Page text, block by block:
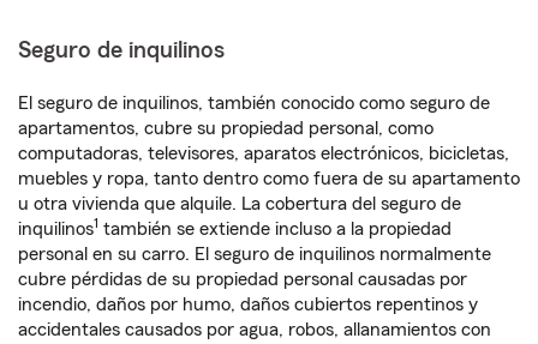
Seguro de inquilinos
El seguro de inquilinos, también conocido como seguro de
apartamentos, cubre su propiedad personal, como
computadoras, televisores, aparatos electrónicos, bicicletas,
muebles y ropa, tanto dentro como fuera de su apartamento
u otra vivienda que alquile. La cobertura del seguro de
inquilinos1 también se extiende incluso a la propiedad
personal en su carro. El seguro de inquilinos normalmente
cubre pérdidas de su propiedad personal causadas por
incendio, daños por humo, daños cubiertos repentinos y
accidentales causados por agua, robos, allanamientos con